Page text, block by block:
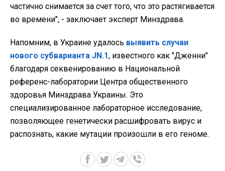
частично снимается за счет того, что это растягивается
во времени", - заключает эксперт Минздрава.
Напомним, в Украине удалось выявить случаи
нового субварианта JN.1, известного как "Дженни"
благодаря секвенированию в Национальной
референс-лаборатории Центра общественного
здоровья Минздрава Украины. Это
специализированное лабораторное исследование,
позволяющее генетически расшифровать вирус и
распознать, какие мутации произошли в его геноме.